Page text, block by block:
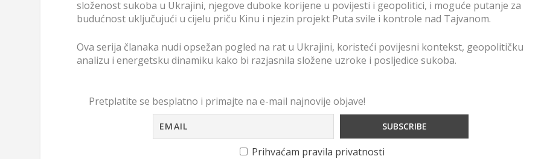
složenost sukoba u Ukrajini, njegove duboke korijene u povijesti i geopolitici, i moguće putanje za
budućnost uključujući u cijelu priču Kinu i njezin projekt Puta svile i kontrole nad Tajvanom.
Ova serija članaka nudi opsežan pogled na rat u Ukrajini, koristeći povijesni kontekst, geopolitičku
analizu i energetsku dinamiku kako bi razjasnila složene uzroke i posljedice sukoba.
Pretplatite se besplatno i primajte na e-mail najnovije objave!
Prihvaćam pravila privatnosti